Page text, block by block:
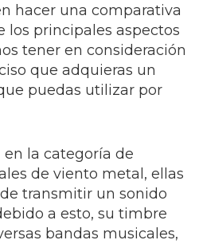
hacer una comparativa
los principales aspectos
tener en consideración
que adquieras un
puedas utilizar por
la categoría de
de viento metal, ellas
transmitir un sonido
a esto, su timbre
bandas musicales,